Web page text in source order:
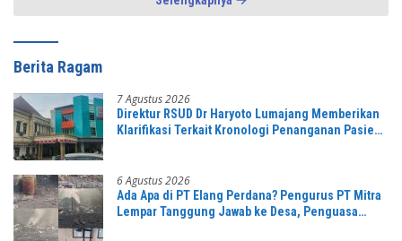
Berita Ragam
7 Agustus 2026
Direktur RSUD Dr Haryoto Lumajang Memberikan
Klarifikasi Terkait Kronologi Penanganan Pasien
6 Agustus 2026
Ada Apa di PT Elang Perdana? Pengurus PT Mitra
Lempar Tanggung Jawab ke Desa, Penguasa